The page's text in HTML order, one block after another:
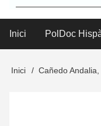
Main
menu
Inici PolDoc
Inici Cañedo